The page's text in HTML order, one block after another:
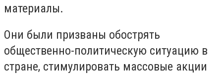
материалы.
Они были призваны обострять
общественно-политическую ситуацию в
стране, стимулировать массовые акции